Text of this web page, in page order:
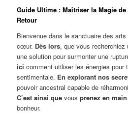
Guide Ultime : Maîtriser la Magie
Retour
Bienvenue dans le sanctuaire des
cœur. Dès lors, que vous recherchiez
une solution pour surmonter une
ici comment utiliser les énergies pour
sentimentale. En explorant nos
pouvoir ancestral capable de
C’est ainsi que vousprenez en main
bonheur.